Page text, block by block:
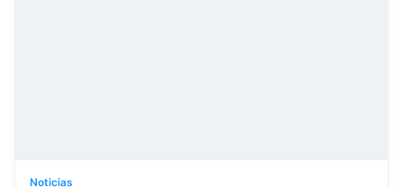
Noticias